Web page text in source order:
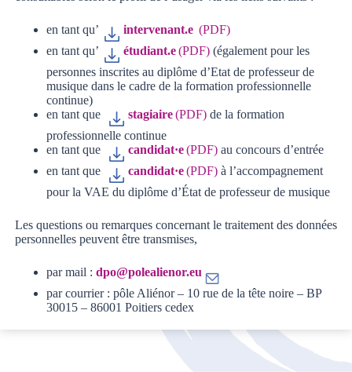
en tant qu’
intervenant.e
en tant qu’
étudiant.e
(également pour les
personnes inscrites au diplôme d’Etat de professeur de
musique dans le cadre de la formation professionnelle
continue)
en tant que
stagiaire
de la formation
professionnelle continue
en tant que
candidat·e
au concours d’entrée
en tant que
candidat·e
à l’accompagnement
pour la VAE du diplôme d’État de professeur de musique
Les questions ou remarques concernant le traitement des données
personnelles peuvent être transmises,
par mail : dpo@polealienor.eu
par courrier : pôle Aliénor – 10 rue de la tête noire – BP
30015 – 86001 Poitiers cedex